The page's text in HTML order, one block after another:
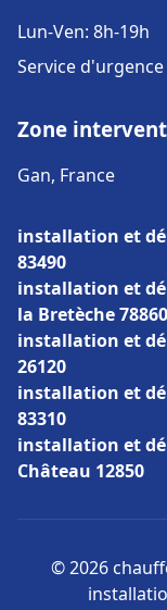
Lun-Ven: 8h-19h
Service
Zone
Gan, France
installation et
83490
installation et
la Bretèche 78860
installation et
26120
installation et
83310
installation et
Château 12850
© 2026